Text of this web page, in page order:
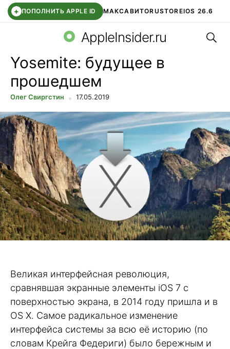
+ ПОПОЛНИТЬ APPLE ID МАКСАВИТОRUSTOREIOS 26.6
СБЕР КИДС ВТБ ОНЛАЙН ЧАТ В ROBLOX
AppleInsider.ru
Yosemite: будущее в
прошедшем
Олег Свиргстин 17.05.2019
Великая интерфейсная революция,
сравнявшая экранные элементы iOS 7 с
поверхностью экрана, в 2014 году пришла и в
OS X. Самое радикальное изменение
интерфейса системы за всю её историю (по
словам Крейга Федериги) было бережным и